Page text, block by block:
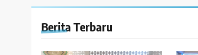
Berita Terbaru